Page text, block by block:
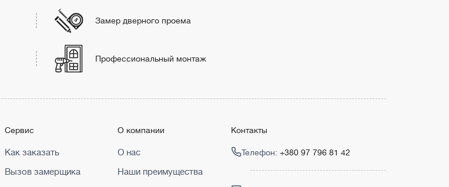
Замер дверного проема
Профессиональный монтаж
Сервис
Как заказать
Вызов замерщика
О компании
О нас
Наши преимущества
Контакты
Телефон: +380 97 796 81 42